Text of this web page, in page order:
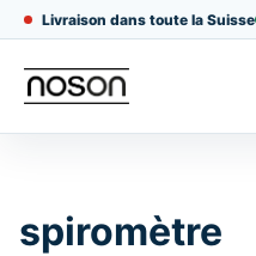
Livraison dans toute la Suisse
spiromètre